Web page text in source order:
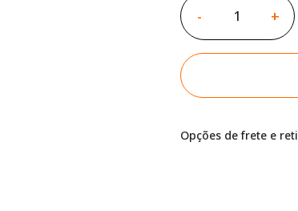
- +
Opções de frete e